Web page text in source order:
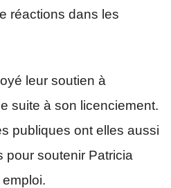
réactions dans les
leur soutien à
suite à son licenciement.
publiques ont elles aussi
soutenir Patricia